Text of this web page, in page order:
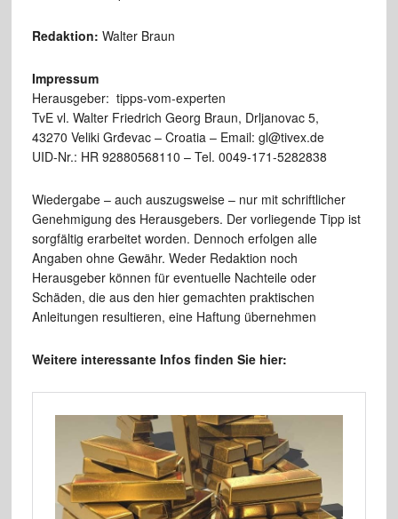
Redaktion: Walter Braun
Impressum
Herausgeber: tipps-vom-experten
TvE vl. Walter Friedrich Georg Braun, Drljanovac 5,
43270 Veliki Grđevac – Croatia – Email: gl@tivex.de
UID-Nr.: HR 92880568110 – Tel. 0049-171-5282838
Wiedergabe – auch auszugsweise – nur mit schriftlicher
Genehmigung des Herausgebers. Der vorliegende Tipp ist
sorgfältig erarbeitet worden. Dennoch erfolgen alle
Angaben ohne Gewähr. Weder Redaktion noch
Herausgeber können für eventuelle Nachteile oder
Schäden, die aus den hier gemachten praktischen
Anleitungen resultieren, eine Haftung übernehmen
Weitere interessante Infos finden Sie hier: